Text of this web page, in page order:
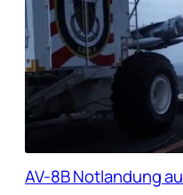
AV-8B Notlandung